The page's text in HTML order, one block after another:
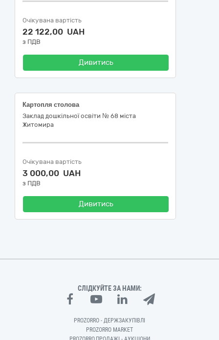
Очікувана вартість
22 122,00 UAH
з ПДВ
Дивитись
Картопля столова
Заклад дошкільної освіти № 68 міста
Житомира
Очікувана вартість
3 000,00 UAH
з ПДВ
Дивитись
СЛІДКУЙТЕ ЗА НАМИ:
PROZORRO - ДЕРЖЗАКУПІВЛІ
PROZORRO MARKET